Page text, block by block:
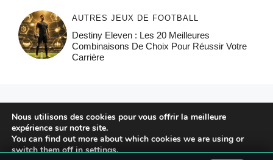
AUTRES JEUX DE FOOTBALL
Destiny Eleven : Les 20 Meilleures
Combinaisons De Choix Pour Réussir Votre
Carrière
© 2026 FPFRANCE.COM
MENTIONS LÉGALES
POLITIQUE DE CONFIDENTIALITÉ
Nous utilisons des cookies pour vous offrir la meilleure
expérience sur notre site.
You can find out more about which cookies we are using or
switch them off insettings.